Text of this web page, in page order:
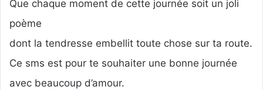
Que chaque moment de cette journée soit un joli
poème
dont la tendresse embellit toute chose sur ta route.
Ce sms est pour te souhaiter une bonne journée
avec beaucoup d’amour.